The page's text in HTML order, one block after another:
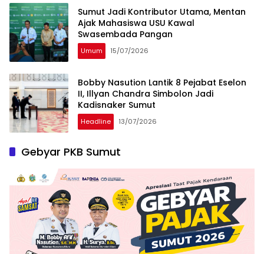
Sumut Jadi Kontributor Utama, Mentan
Ajak Mahasiswa USU Kawal
Swasembada Pangan
Umum 15/07/2026
Bobby Nasution Lantik 8 Pejabat Eselon
II, Illyan Chandra Simbolon Jadi
Kadisnaker Sumut
Headline 13/07/2026
Gebyar PKB Sumut